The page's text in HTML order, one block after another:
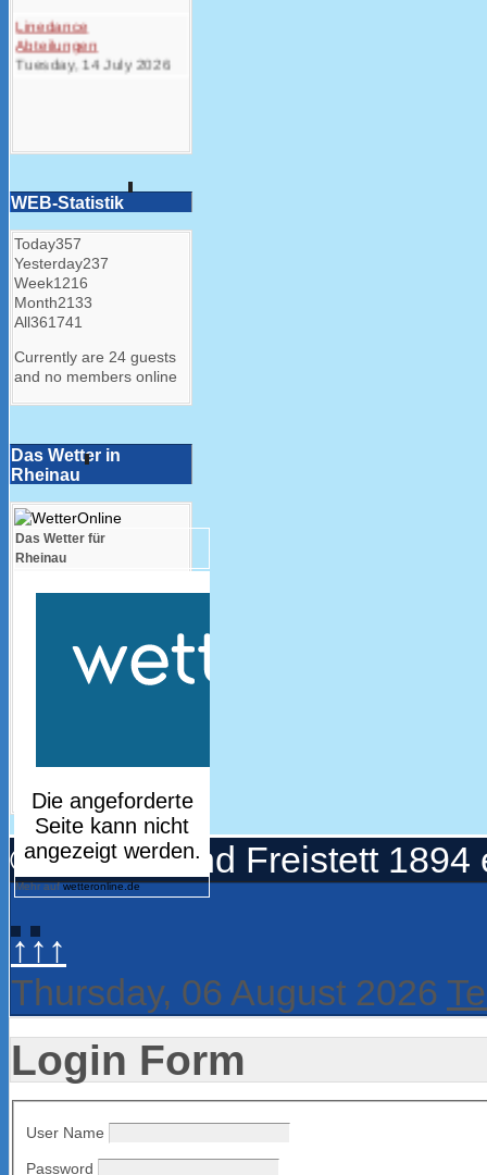
Linedance
Abteilungen
Tuesday, 14 July 2026
WEB-Statistik
Today357
Yesterday237
Week1216
Month2133
All361741
Currently are 24 guests
and no members online
Das Wetter in
Rheinau
Das Wetter für
Rheinau
Mehr aufwetteronline.de
© Turnerbund Freistett 1894
↑↑↑
Thursday, 06 August 2026
Login Form
User Name
Password